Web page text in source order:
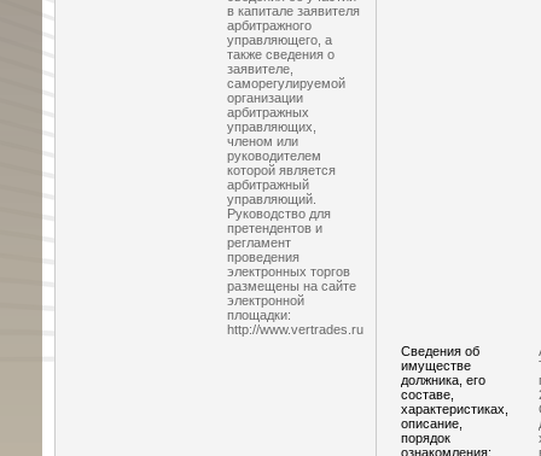
в капитале заявителя
арбитражного
управляющего, а
также сведения о
заявителе,
саморегулируемой
организации
арбитражных
управляющих,
членом или
руководителем
которой является
арбитражный
управляющий.
Руководство для
претендентов и
регламент
проведения
электронных торгов
размещены на сайте
электронной
площадки:
http://www.vertrades.ru
Сведения об
имуществе
должника, его
составе,
характеристиках,
описание,
порядок
ознакомления: